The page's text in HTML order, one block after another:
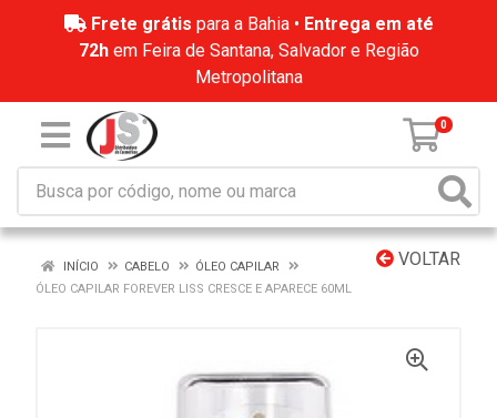
Frete grátis para a Bahia • Entrega em até
72hem Feira de Santana, Salvador e Região
Metropolitana
0
VOLTAR
INÍCIO CABELO
ÓLEO CAPILAR
ÓLEO CAPILAR FOREVER LISS CRESCE E APARECE 60ML